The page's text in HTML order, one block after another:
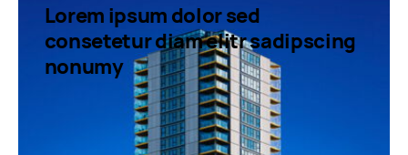
Lorem ipsum dolor sed
consetetur diam elitr sadipscing
nonumy